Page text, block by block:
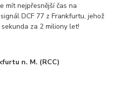
mít nejpřesnější čas na
DCF 77 z Frankfurtu, jehož
za 2 miliony let!
n. M. (RCC)